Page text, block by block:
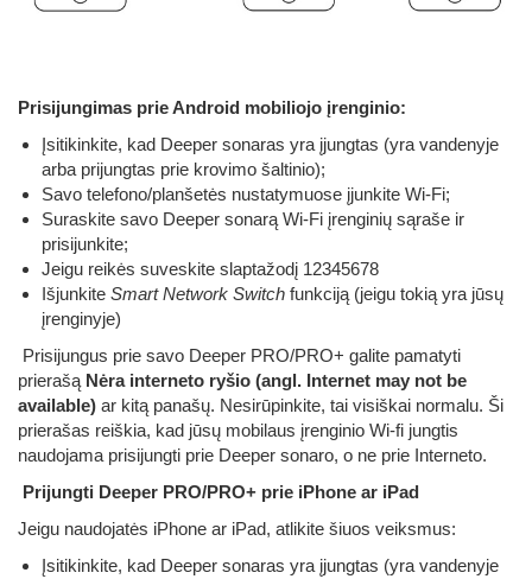
Prisijungimas prie Android mobiliojo įrenginio:
Įsitikinkite, kad Deeper sonaras yra įjungtas (yra vandenyje
arba prijungtas prie krovimo šaltinio);
Savo telefono/planšetės nustatymuose įjunkite Wi-Fi;
Suraskite savo Deeper sonarą Wi-Fi įrenginių sąraše ir
prisijunkite;
Jeigu reikės suveskite slaptažodį 12345678
Išjunkite Smart Network Switch funkciją (jeigu tokią yra jūsų
įrenginyje)
Prisijungus prie savo Deeper PRO/PRO+ galite pamatyti
prierašą Nėra interneto ryšio (angl. Internet may not be
available) ar kitą panašų. Nesirūpinkite, tai visiškai normalu. Ši
prierašas reiškia, kad jūsų mobilaus įrenginio Wi-fi jungtis
naudojama prisijungti prie Deeper sonaro, o ne prie Interneto.
Prijungti Deeper PRO/PRO+ prie iPhone ar iPad
Jeigu naudojatės iPhone ar iPad, atlikite šiuos veiksmus:
Įsitikinkite, kad Deeper sonaras yra įjungtas (yra vandenyje